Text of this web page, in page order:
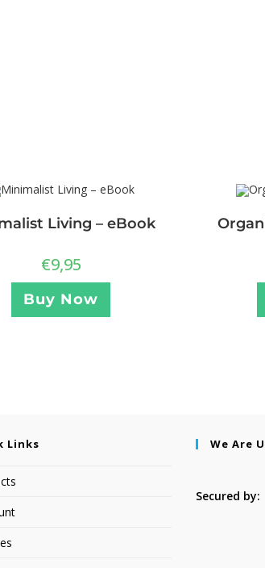
Living – eBook
€9,95
Buy Now
Links We Are
Secured by: